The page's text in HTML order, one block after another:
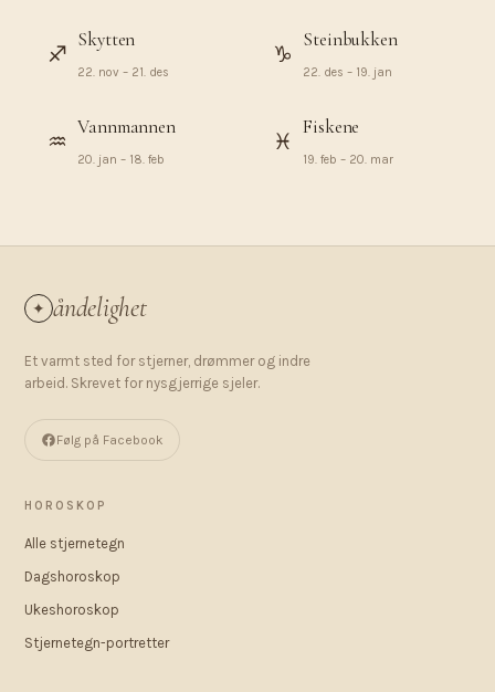
♐︎
Skytten
22. nov – 21. des
♑︎
Steinbukken
22. des – 19. jan
♒︎
Vannmannen
20. jan – 18. feb
♓︎
Fiskene
19. feb – 20. mar
✦ åndelighet
Et varmt sted for stjerner, drømmer og indre
arbeid. Skrevet for nysgjerrige sjeler.
Følg på Facebook
HOROSKOP
Alle stjernetegn
Dagshoroskop
Ukeshoroskop
Stjernetegn-portretter